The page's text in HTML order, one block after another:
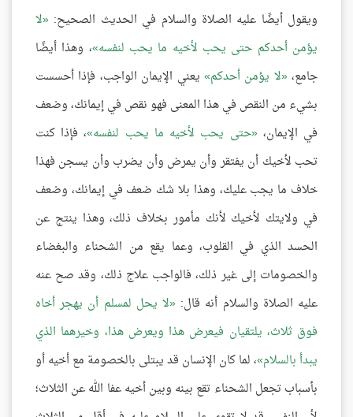
ويقول أيضًا عليه الصلاة والسلام في الحديث الصحيح: لا
يؤمن أحدكم حتى يحب لأخيه ما يحب لنفسه ، وهذا أيضًا
جامع، لا يؤمن أحدكم يعني الإيمان الواجب، فإذا أحسست
بشيء من النقص في هذا المعنى فهو نقص في إيمانك، وضعف
في الإيمان، حتى يحب لأخيه ما يحب لنفسه ، فإذا كنت
تحب لأخيك أن يفتقر وأن يمرض وأن يضرب وأن يسجن فهذا
خلاف ما يجب عليك، وهذا بلا شك ضعف في إيمانك، وضعف
في ولايتك لأخيك لأنك مأمور بخلاف ذلك، وهذا ينتج عن
الحسد الذي في القلوب، وعما يقع من الشحناء والبغضاء
والخصومات إلى غير ذلك، فالواجب علاج ذلك، وقد صح عنه
عليه الصلاة والسلام أنه قال: لا يحل لمسلم أن يهجر أخاه
فوق ثلاث، يلتقيان فيعرض هذا ويعرض هذا، وخيرهما الذي
يبدأ بالسلام ، لما كان الإنسان قد يبتلى بالخصومة مع أخيه أو
بأسباب تجعل الشحناء تقع بينه وبين أخيه عفا الله عن الثلاث؛